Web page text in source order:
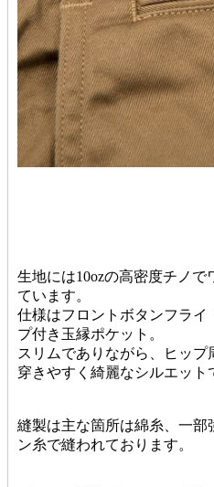
生地には10ozの高密度チノで
ています。
仕様はフロントボタンフライ
プ付き玉縁ポケット。
スリムでありながら、ヒッ
穿きやすく綺麗なシルエット
縫製は主な箇所は綿糸、一
ン糸で縫われております。